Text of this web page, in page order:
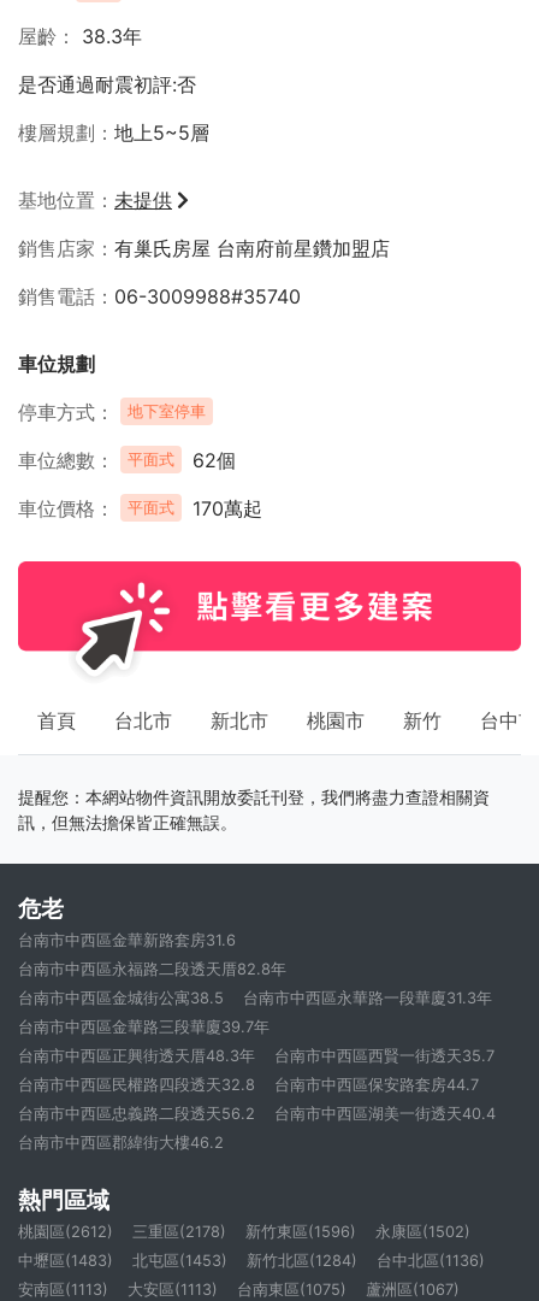
屋齡
38.3年
是否通過耐震初評:否
樓層規劃
地上5~5層
基地位置
未提供
銷售店家
有巢氏房屋 台南府前星鑽加盟店
銷售電話
06-3009988#35740
車位規劃
停車方式
地下室停車
車位總數 平面式
62個
車位價格
平面式 170萬起
首頁 台北市 新北市 桃園市 新竹 台中市
提醒您：本網站物件資訊開放委託刊登，我們將盡力查證相關資
訊，但無法擔保皆正確無誤。
危老
台南市中西區金華新路套房31.6
台南市中西區永福路二段透天厝82.8年
台南市中西區金城街公寓38.5
台南市中西區永華路一段華廈31.3年
台南市中西區金華路三段華廈39.7年
台南市中西區正興街透天厝48.3年
台南市中西區西賢一街透天35.7
台南市中西區民權路四段透天32.8
台南市中西區保安路套房44.7
台南市中西區忠義路二段透天56.2
台南市中西區湖美一街透天40.4
台南市中西區郡緯街大樓46.2
熱門區域
桃園區(2612) 三重區(2178) 新竹東區(1596)
永康區(1502)
中壢區(1483)
北屯區(1453) 新竹北區(1284)
台中北區(1136)
安南區(1113)
大安區(1113) 台南東區(1075)
蘆洲區(1067)